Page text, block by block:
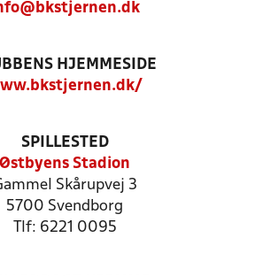
HJEMMESIDE
SPILLESTED
Østbyens Stadion
Skårupvej 3
5700 Svendborg
Tlf: 6221 0095